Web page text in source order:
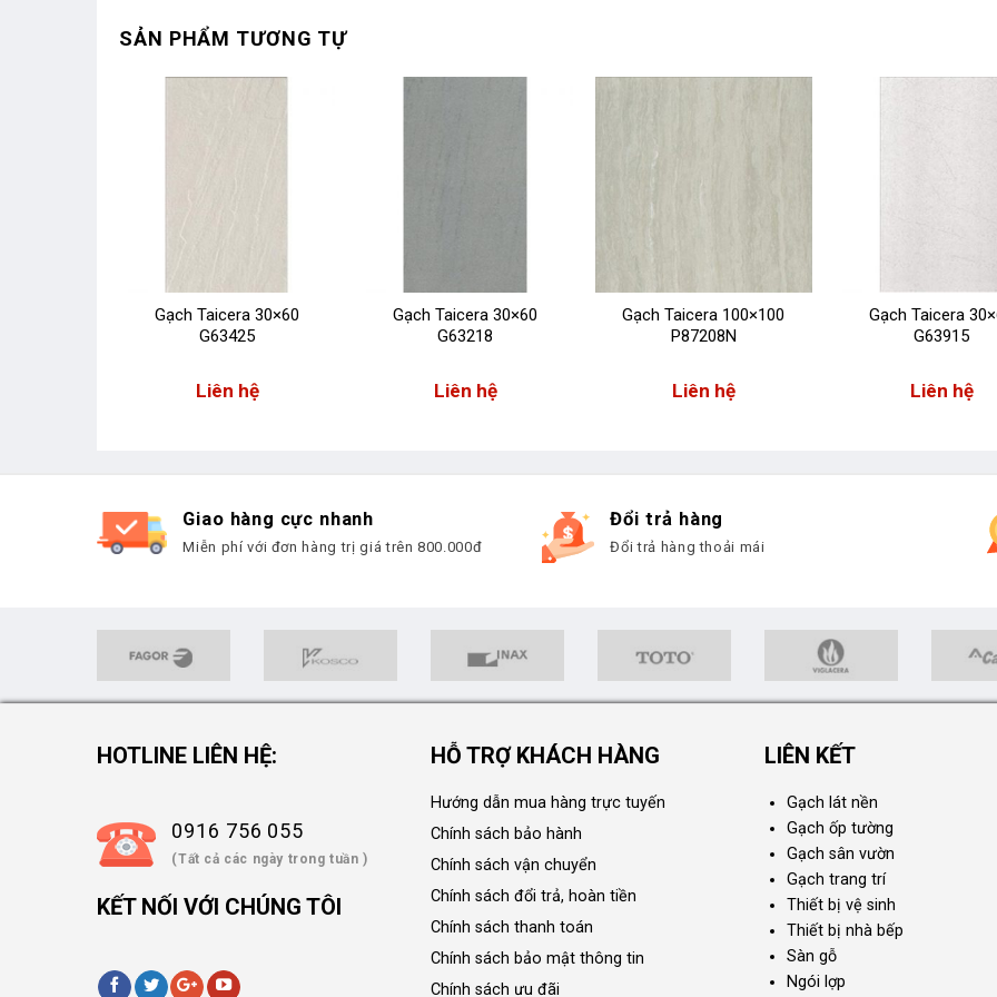
SẢN PHẨM TƯƠNG TỰ
Gạch Taicera 30×60
G63425
Liên hệ
Gạch Taicera 30×60
G63218
Liên hệ
Gạch Taicera 100×100
P87208N
Liên hệ
Gạch Taicera
G63915
Liên hệ
Giao hàng cực nhanh
Miễn phí với đơn hàng trị giá trên 800.000đ
Đổi trả hàng
Đổi trả hàng thoải mái
HOTLINE LIÊN HỆ:
0916 756 055
(Tất cả các ngày trong tuần )
KẾT NỐI VỚI CHÚNG TÔI
HỖ TRỢ KHÁCH HÀNG
Hướng dẫn mua hàng trực tuyến
Chính sách bảo hành
Chính sách vận chuyển
Chính sách đổi trả, hoàn tiền
Chính sách thanh toán
Chính sách bảo mật thông tin
Chính sách ưu đãi
LIÊN KẾT
Gạch lát nền
Gạch ốp tường
Gạch sân vườn
Gạch trang trí
Thiết bị vệ sinh
Thiết bị nhà bếp
Sàn gỗ
Ngói lợp